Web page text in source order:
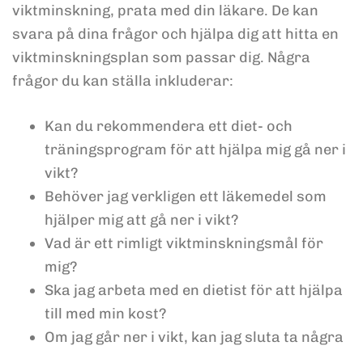
viktminskning, prata med din läkare. De kan
svara på dina frågor och hjälpa dig att hitta en
viktminskningsplan som passar dig. Några
frågor du kan ställa inkluderar:
Kan du rekommendera ett diet- och
träningsprogram för att hjälpa mig gå ner i
vikt?
Behöver jag verkligen ett läkemedel som
hjälper mig att gå ner i vikt?
Vad är ett rimligt viktminskningsmål för
mig?
Ska jag arbeta med en dietist för att hjälpa
till med min kost?
Om jag går ner i vikt, kan jag sluta ta några